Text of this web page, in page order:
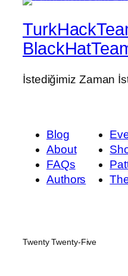
İstediğimiz Zaman
Blog
About
FAQs
Authors
Twenty Twenty-Five